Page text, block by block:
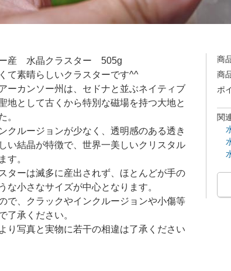
商
商
ポ
関
産 水晶クラスター 505g
て素晴らしいクラスターです^^
ーカンソー州は、セドナと並ぶネイティブ
地として古くから特別な磁場を持つ大地と
。
クルージョンが少なく、透明感のある透き
い結晶が特徴で、世界一美しいクリスタル
す。
ターは滅多に産出されず、ほとんどが手の
な小さなサイズが中心となります。
で、クラックやインクルージョンや小傷等
了承ください。
り写真と実物に若干の相違は了承ください